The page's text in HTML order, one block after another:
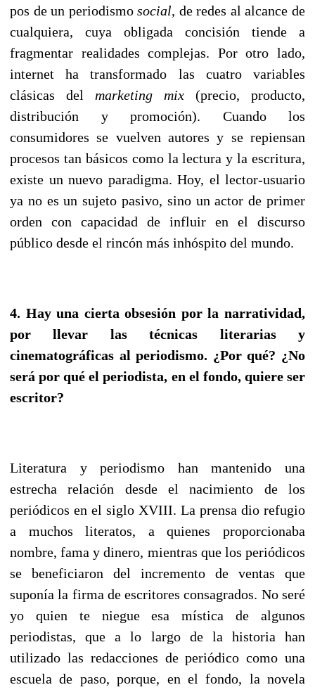
pos de un periodismosocial, de redes al alcance de
cualquiera, cuya obligada concisión tiende a
fragmentar realidades complejas. Por otro lado,
internet ha transformado las cuatro variables
clásicas del marketing mix (precio, producto,
distribución y promoción). Cuando los
consumidores se vuelven autores y se repiensan
procesos tan básicos como la lectura y la escritura,
existe un nuevo paradigma. Hoy, el lector-usuario
ya no es un sujeto pasivo, sino un actor de primer
orden con capacidad de influir en el discurso
público desde el rincón más inhóspito del mundo.
4. Hay una cierta obsesión por la narratividad,
por llevar las técnicas literarias y
cinematográficas al periodismo. ¿Por qué? ¿No
será por qué el periodista, en el fondo, quiere ser
escritor?
Literatura y periodismo han mantenido una
estrecha relación desde el nacimiento de los
periódicos en el siglo XVIII. La prensa dio refugio
a muchos literatos, a quienes proporcionaba
nombre, fama y dinero, mientras que los periódicos
se beneficiaron del incremento de ventas que
suponía la firma de escritores consagrados. No seré
yo quien te niegue esa mística de algunos
periodistas, que a lo largo de la historia han
utilizado las redacciones de periódico como una
escuela de paso, porque, en el fondo, la novela